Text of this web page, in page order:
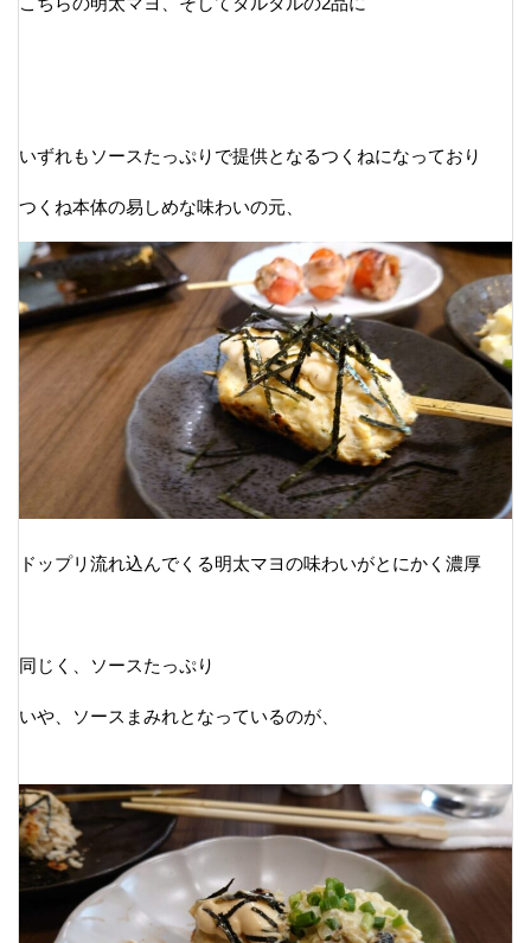
いずれもソースたっぷりで提供となるつくねになっており
つくね本体の易しめな味わいの元、
ドップリ流れ込んでくる明太マヨの味わいがとにかく濃厚
同じく、ソースたっぷり
いや、ソースまみれとなっているのが、